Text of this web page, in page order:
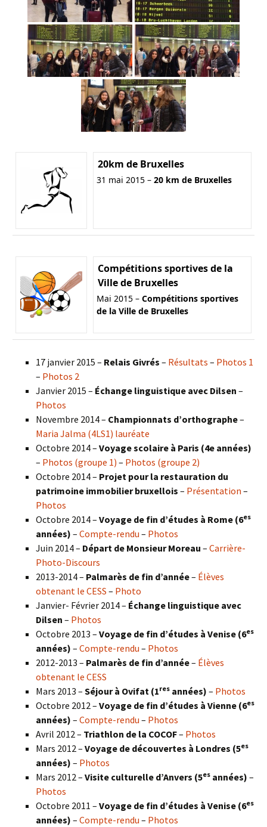
20km de Bruxelles
31 mai 2015 – 20 km de Bruxelles
Compétitions sportives de la
Ville de Bruxelles
Mai 2015 – Compétitions sportives
de la Ville de Bruxelles
17 janvier 2015 – Relais Givrés – Résultats – Photos 1
– Photos 2
Janvier 2015 – Échange linguistique avec Dilsen –
Photos
Novembre 2014 – Championnats d’orthographe–
Maria Jalma (4LS1) lauréate
Octobre 2014 – Voyage scolaire à Paris (4e années)
– Photos (groupe 1) – Photos (groupe 2)
Octobre 2014 – Projet pour la restauration du
patrimoine immobilier bruxellois – Présentation –
Photos
Octobre 2014 – Voyage de fin d’études à Rome (6es
années) – Compte-rendu – Photos
Juin 2014 – Départ de Monsieur Moreau – Carrière-
Photo-Discours
2013-2014 – Palmarès de fin d’année– Élèves
obtenant le CESS – Photo
Janvier- Février 2014 – Échange linguistique avec
Dilsen – Photos
Octobre 2013 – Voyage de fin d’études à Venise (6es
années) – Compte-rendu – Photos
2012-2013 – Palmarès de fin d’année– Élèves
obtenant le CESS
Mars 2013 – Séjour à Ovifat (1res années) – Photos
Octobre 2012 – Voyage de fin d’études à Vienne (6es
années) – Compte-rendu – Photos
Avril 2012 – Triathlon de la COCOF– Photos
Mars 2012 – Voyage de découvertes à Londres (5es
années) – Photos
Mars 2012 – Visite culturelle d’Anvers (5es années) –
Photos
Octobre 2011 – Voyage de fin d’études à Venise (6es
années) – Compte-rendu – Photos